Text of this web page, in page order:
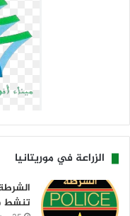
الزراعة في موريتانيا
تنشط